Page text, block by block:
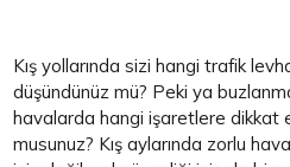
Kış yollarında sizi hangi trafik
düşündünüz mü? Peki ya
havalarda hangi işaretlere dikkat
musunuz? Kış aylarında zorlu